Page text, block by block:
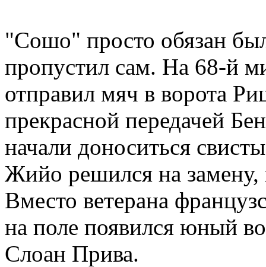
"Сошо" просто обязан
пропустил сам. На 68-й
отправил мяч в ворота
прекрасной передачей
начали доноситься
Жийо решился на замену,
Вместо ветерана
на поле появился юный
Слоан Прива.